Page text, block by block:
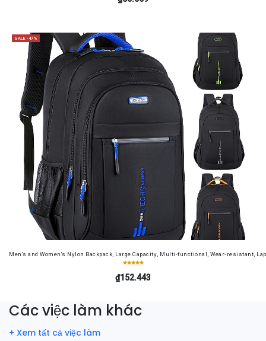
SALE -47%
Men's and Women's Nylon Backpack, Large Capacity, Multi-functional, Wear-resistant,
₫152.443
Các việc làm khác
+ Xem tất cả việc làm